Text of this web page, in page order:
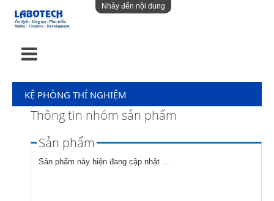
Nhảy đến nội dung
KỆ PHÒNG THÍ NGHIỆM
Thông tin nhóm sản phẩm
Sản phẩm
Sản phẩm này hiện đang cập nhật ...